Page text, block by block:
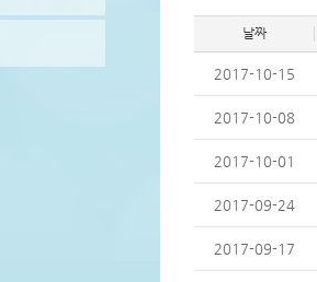
날짜
2017-10-15
2017-10-08
2017-10-01
2017-09-24
2017-09-17